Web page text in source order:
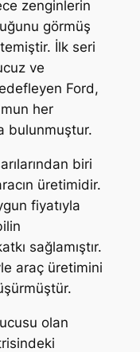
zenginlerin
görmüş
İlk seri
ve
Ford,
her
bulunmuştur.
biri
üretimidir.
fiyatıyla
sağlamıştır.
araç üretimini
olan